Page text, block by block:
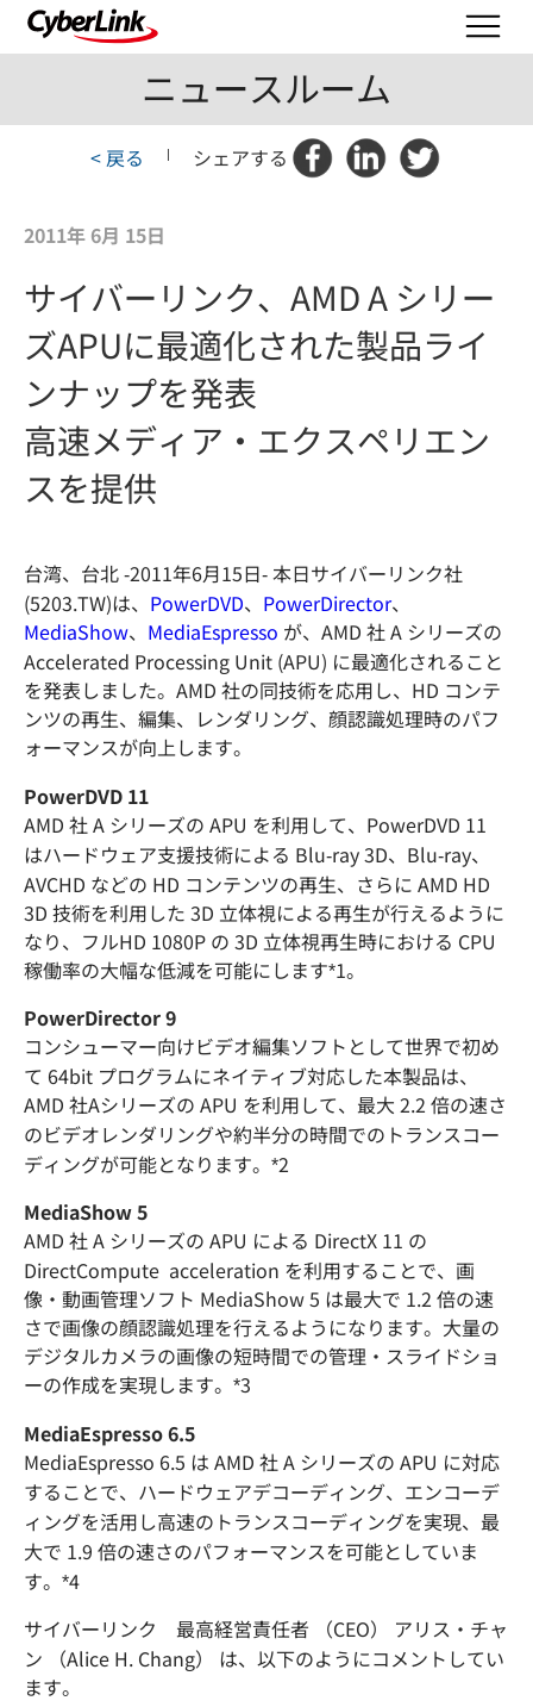
ニュースルーム
< 戻る | シェアする
2011年 6月 15日
サイバーリンク、AMD A シリー
ズAPUに最適化された製品ライ
ンナップを発表
高速メディア・エクスペリエン
スを提供
台湾、台北 -2011年6月15日- 本日サイバーリンク社
(5203.TW)は、 PowerDVD、 PowerDirector、
MediaShow、 MediaEspresso が、AMD 社 A シリーズの
Accelerated Processing Unit (APU) に最適化されること
を発表しました。AMD 社の同技術を応用し、HD コンテ
ンツの再生、編集、レンダリング、顔認識処理時のパフ
ォーマンスが向上します。
PowerDVD 11
AMD 社 A シリーズの APU を利用して、PowerDVD 11
はハードウェア支援技術による Blu-ray 3D、Blu-ray、
AVCHD などの HD コンテンツの再生、さらに AMD HD
3D 技術を利用した 3D 立体視による再生が行えるように
なり、フルHD 1080P の 3D 立体視再生時における CPU
稼働率の大幅な低減を可能にします*1。
PowerDirector 9
コンシューマー向けビデオ編集ソフトとして世界で初め
て 64bit プログラムにネイティブ対応した本製品は、
AMD 社Aシリーズの APU を利用して、最大 2.2 倍の速さ
のビデオレンダリングや約半分の時間でのトランスコー
ディングが可能となります。*2
MediaShow 5
AMD 社 A シリーズの APU による DirectX 11 の
DirectCompute acceleration を利用することで、画
像・動画管理ソフト MediaShow 5 は最大で 1.2 倍の速
さで画像の顔認識処理を行えるようになります。大量の
デジタルカメラの画像の短時間での管理・スライドショ
ーの作成を実現します。*3
MediaEspresso 6.5
MediaEspresso 6.5 は AMD 社 A シリーズの APU に対応
することで、ハードウェアデコーディング、エンコーデ
ィングを活用し高速のトランスコーディングを実現、最
大で 1.9 倍の速さのパフォーマンスを可能としていま
す。*4
サイバーリンク 最高経営責任者 （CEO） アリス・チャ
ン （Alice H. Chang） は、以下のようにコメントしてい
ます。